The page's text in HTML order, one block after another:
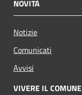
NOVITÀ
Notizie
Comunicati
Avvisi
VIVERE IL COMUNE